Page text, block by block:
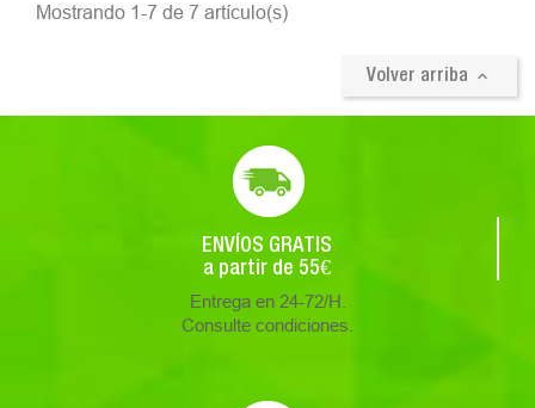
Mostrando 1-7 de 7 artículo(s)
Volver arriba 
ENVÍOS GRATIS
a partir de 55€
Entrega en 24-72/H.
Consulte condiciones.